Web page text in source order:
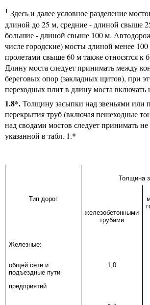
1 Здесь и далее условное разделение
длиной до 25 м, средние - длиной свыше
большие - длиной свыше 100 м.
числе городские) мосты длиной менее
пролетами свыше 60 м также относятся к
Длину моста следует принимать между
береговых опор (закладных щитов), при
переходных плит в длину моста включать
1.8*.Толщину засыпки над звеньями или
перекрытия труб (включая пешеходные
над сводами мостов следует принимать
указанной в табл. 1.*
Толщина
Тип дорог
железобетонными
трубами
Железные:
общей сети и
подъездные пути
предприятий
1,0